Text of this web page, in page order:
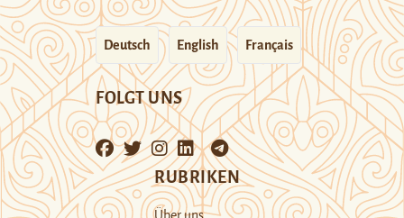
Deutsch English Français
FOLGT UNS
RUBRIKEN